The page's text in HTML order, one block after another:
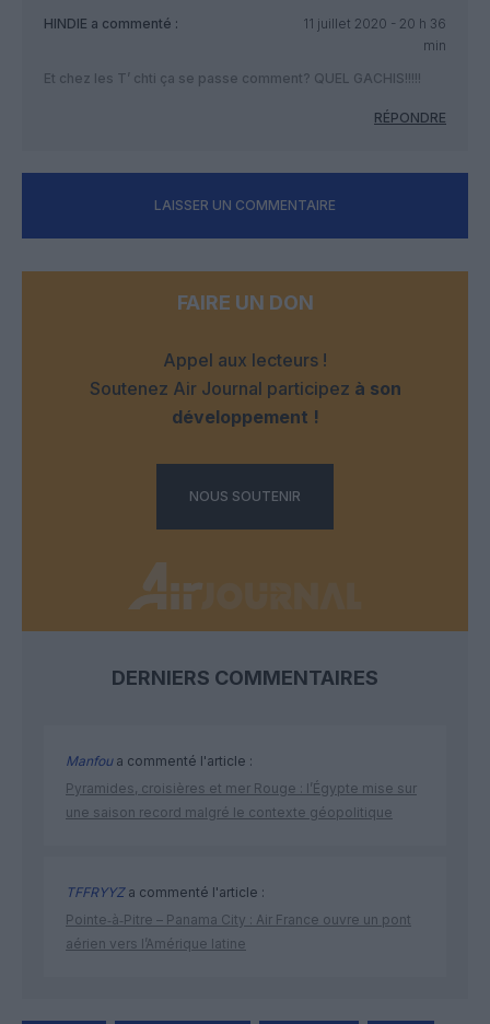
HINDIE a commenté :
11 juillet 2020 - 20 h 36
min
Et chez les T’ chti ça se passe comment? QUEL GACHIS!!!!!
RÉPONDRE
LAISSER UN COMMENTAIRE
FAIRE UN DON
Appel aux lecteurs !
Soutenez Air Journal participez à son
développement !
NOUS SOUTENIR
DERNIERS COMMENTAIRES
Manfoua commenté l'article :
Pyramides, croisières et mer Rouge : l’Égypte mise sur
une saison record malgré le contexte géopolitique
TFFRYYZa commenté l'article :
Pointe‑à‑Pitre – Panama City : Air France ouvre un pont
aérien vers l’Amérique latine